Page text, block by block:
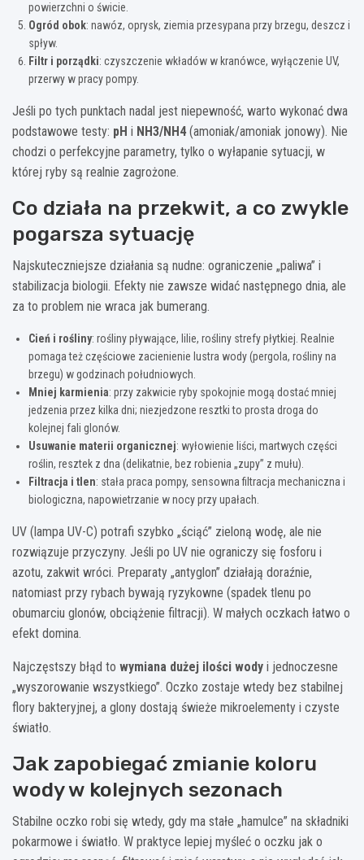
powierzchni o świcie.
Ogród obok: nawóz, oprysk, ziemia przesypana przy brzegu, deszcz i
spływ.
Filtr i porządki: czyszczenie wkładów w kranówce, wyłączenie UV,
przerwy w pracy pompy.
Jeśli po tych punktach nadal jest niepewność, warto wykonać dwa
podstawowe testy: pH i NH3/NH4(amoniak/amoniak jonowy). Nie
chodzi o perfekcyjne parametry, tylko o wyłapanie sytuacji, w
której ryby są realnie zagrożone.
Co działa na przekwit, a co zwykle
pogarsza sytuację
Najskuteczniejsze działania są nudne: ograniczenie „paliwa” i
stabilizacja biologii. Efekty nie zawsze widać następnego dnia, ale
za to problem nie wraca jak bumerang.
Cień i rośliny: rośliny pływające, lilie, rośliny strefy płytkiej. Realnie
pomaga też częściowe zacienienie lustra wody (pergola, rośliny na
brzegu) w godzinach południowych.
Mniej karmienia: przy zakwicie ryby spokojnie mogą dostać mniej
jedzenia przez kilka dni; niezjedzone resztki to prosta droga do
kolejnej fali glonów.
Usuwanie materii organicznej: wyłowienie liści, martwych części
roślin, resztek z dna (delikatnie, bez robienia „zupy” z mułu).
Filtracja i tlen: stała praca pompy, sensowna filtracja mechaniczna i
biologiczna, napowietrzanie w nocy przy upałach.
UV (lampa UV-C) potrafi szybko „ściąć” zieloną wodę, ale nie
rozwiązuje przyczyny. Jeśli po UV nie ograniczy się fosforu i
azotu, zakwit wróci. Preparaty „antyglon” działają doraźnie,
natomiast przy rybach bywają ryzykowne (spadek tlenu po
obumarciu glonów, obciążenie filtracji). W małych oczkach łatwo o
efekt domina.
Najczęstszy błąd to wymiana dużej ilości wody i jednoczesne
„wyszorowanie wszystkiego”. Oczko zostaje wtedy bez stabilnej
flory bakteryjnej, a glony dostają świeże mikroelementy i czyste
światło.
Jak zapobiegać zmianie koloru
wody w kolejnych sezonach
Stabilne oczko robi się wtedy, gdy ma stałe „hamulce” na składniki
pokarmowe i światło. W praktyce lepiej myśleć o oczku jak o